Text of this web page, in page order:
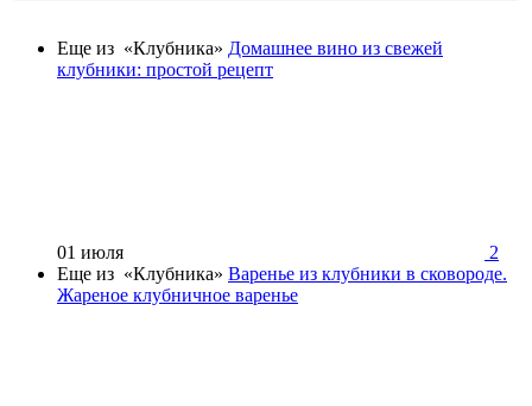
Еще из «Клубника» Домашнее вино из свежей
клубники: простой рецепт
01 июля
2
Еще из «Клубника» Варенье из клубники в сковороде.
Жареное клубничное варенье